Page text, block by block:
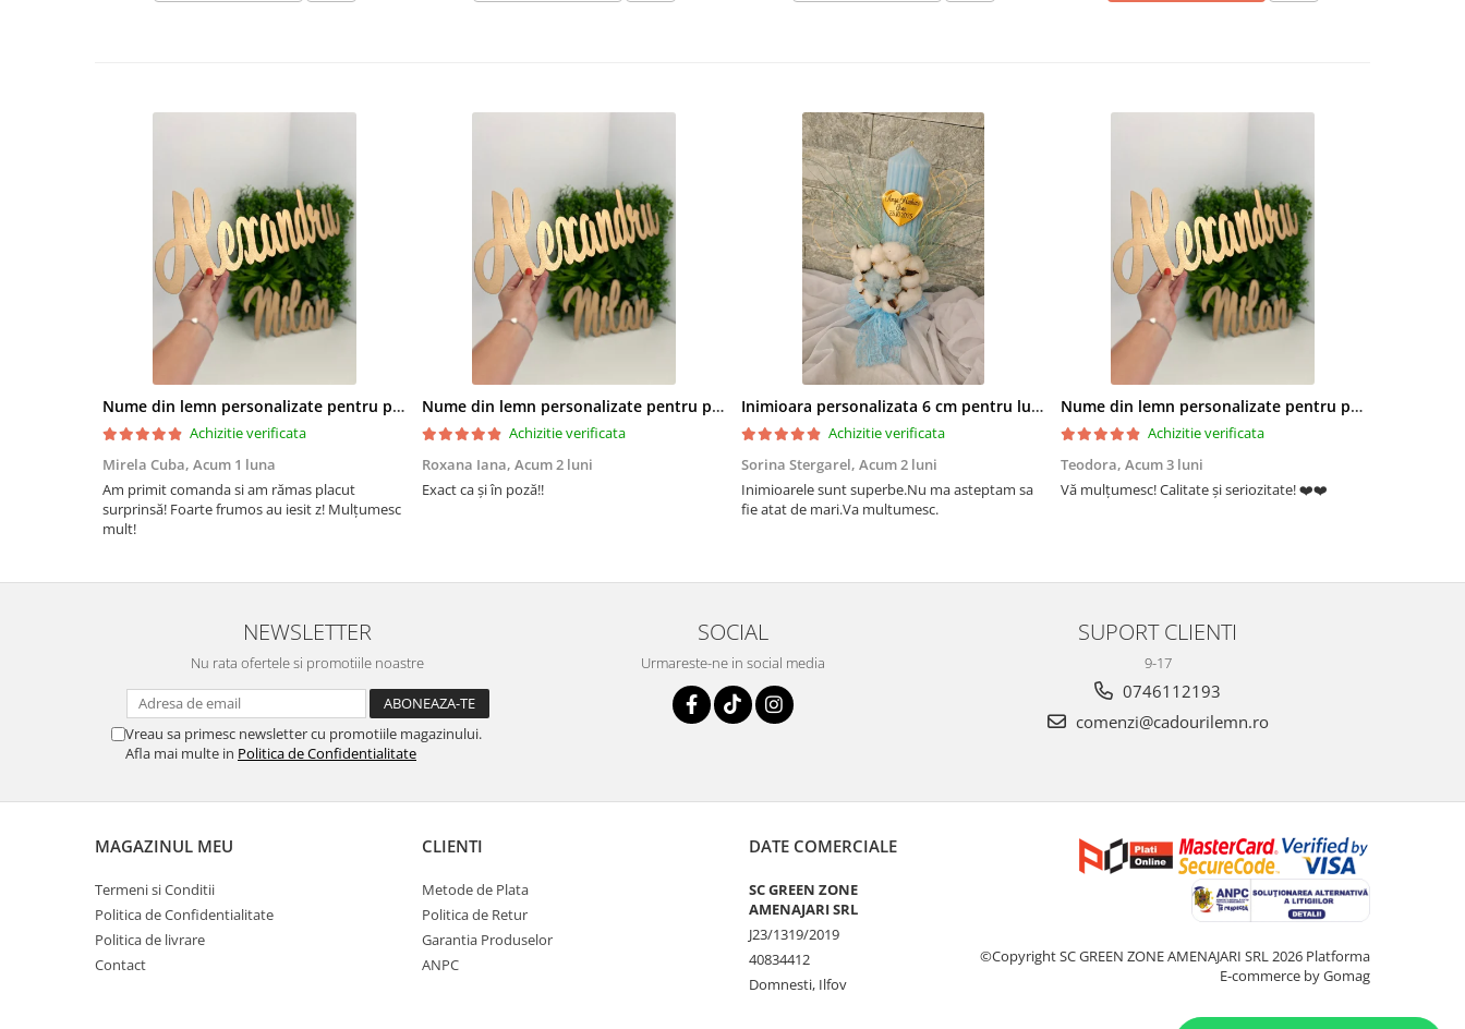
Nume din lemn personalizate pentru panouri foto și baloane - Pret 1 NUME
Achizitie verificata
Mirela Cuba, Acum 1 luna
Am primit comanda si am rămas placut
surprinsă! Foarte frumos au iesit z! Mulțumesc
mult!
Nume din lemn personalizate pentru panouri foto și baloane - Pret 1 NUME
Achizitie verificata
Roxana Iana, Acum 2 luni
Exact ca și în poză!!
Inimioara personalizata 6 cm pentru lumanare botez – plexiglass oglinda
Achizitie verificata
Sorina Stergarel, Acum 2 luni
Inimioarele sunt superbe.Nu ma asteptam sa
fie atat de mari.Va multumesc.
Nume din lemn personalizate pentru panouri foto și baloane - Pret 1 NUME
Achizitie verificata
Teodora, Acum 3 luni
Vă mulțumesc! Calitate și seriozitate! ❤️❤️
NEWSLETTER
Nu rata ofertele si promotiile noastre
Vreau sa primesc newsletter cu promotiile magazinului.
Afla mai multe in Politica de Confidentialitate
SOCIAL
Urmareste-ne in social media
SUPORT CLIENTI
9-17
0746112193
comenzi@cadourilemn.ro
MAGAZINUL MEU
Termeni si Conditii
Politica de Confidentialitate
Politica de livrare
Contact
CLIENTI
Metode de Plata
Politica de Retur
Garantia Produselor
ANPC
DATE COMERCIALE
SC GREEN ZONE
AMENAJARI SRL
J23/1319/2019
40834412
Domnesti, Ilfov
©Copyright SC GREEN ZONE AMENAJARI SRL 2026 Platforma
E-commerce by Gomag